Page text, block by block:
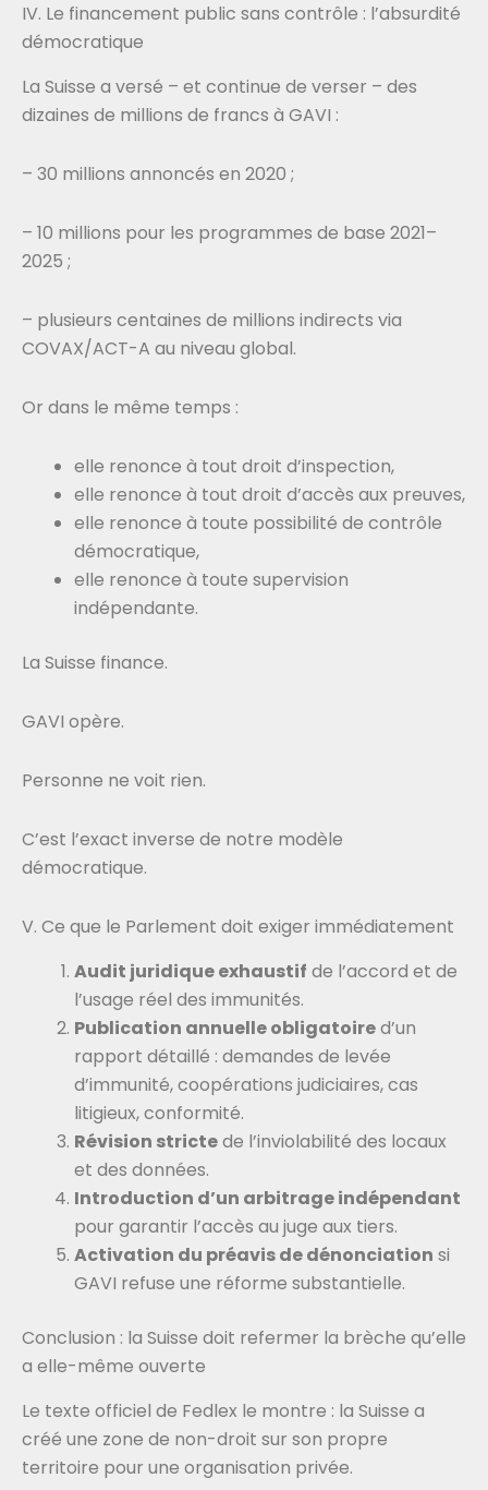
IV. Le financement public sans contrôle : l’absurdité
démocratique
La Suisse a versé – et continue de verser – des
dizaines de millions de francs à GAVI :
– 30 millions annoncés en 2020 ;
– 10 millions pour les programmes de base 2021–
2025 ;
– plusieurs centaines de millions indirects via
COVAX/ACT-A au niveau global.
Or dans le même temps :
elle renonce à tout droit d’inspection,
elle renonce à tout droit d’accès aux preuves,
elle renonce à toute possibilité de contrôle
démocratique,
elle renonce à toute supervision
indépendante.
La Suisse finance.
GAVI opère.
Personne ne voit rien.
C’est l’exact inverse de notre modèle
démocratique.
V. Ce que le Parlement doit exiger immédiatement
Audit juridique exhaustif de l’accord et de
l’usage réel des immunités.
Publication annuelle obligatoired’un
rapport détaillé : demandes de levée
d’immunité, coopérations judiciaires, cas
litigieux, conformité.
Révision strictede l’inviolabilité des locaux
et des données.
Introduction d’un arbitrage indépendant
pour garantir l’accès au juge aux tiers.
Activation du préavis de dénonciation si
GAVI refuse une réforme substantielle.
Conclusion : la Suisse doit refermer la brèche qu’elle
a elle-même ouverte
Le texte officiel de Fedlex le montre : la Suisse a
créé une zone de non-droit sur son propre
territoire pour une organisation privée.